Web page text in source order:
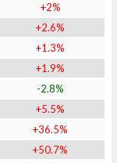
+2%
+2.6%
+1.3%
+1.9%
-2.8%
+5.5%
+36.5%
+50.7%